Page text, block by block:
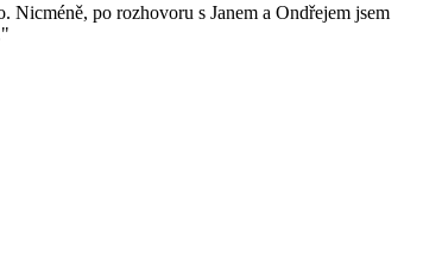
po rozhovoru s Janem a Ondřejem jsem
"